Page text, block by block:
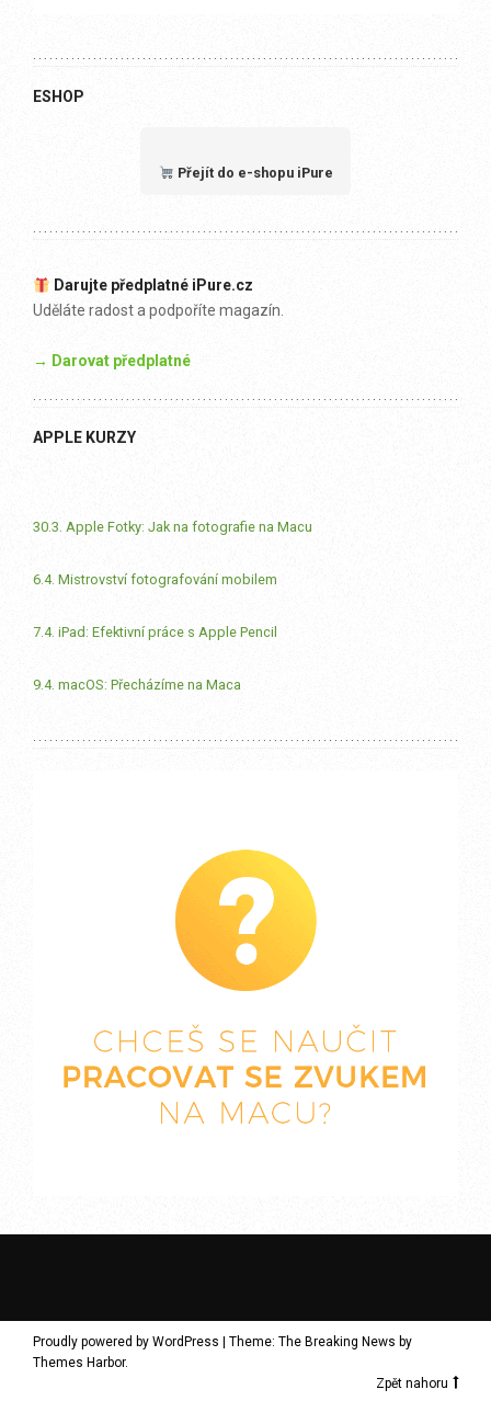
ESHOP
Přejít do e-shopu iPure
Darujte předplatné iPure.cz
Uděláte radost a podpoříte magazín.
→ Darovat předplatné
APPLE KURZY
30.3. Apple Fotky: Jak na fotografie na Macu
6.4. Mistrovství fotografování mobilem
7.4. iPad: Efektivní práce s Apple Pencil
9.4. macOS: Přecházíme na Maca
Proudly powered by WordPress
Theme: The Breaking News by
Themes Harbor.
Zpět nahoru